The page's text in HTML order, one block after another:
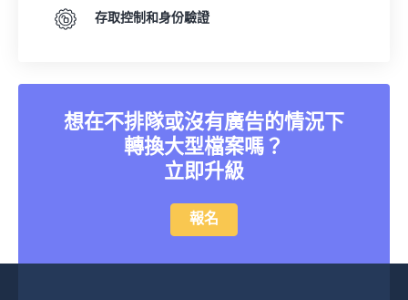
存取控制和身份驗證
想在不排隊或沒有廣告的情況下
轉換大型檔案嗎？
立即升級
報名